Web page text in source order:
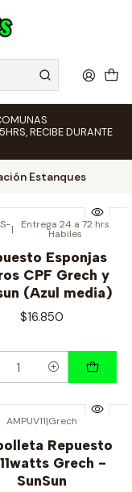
RECIBE DURANTE
Estanques
| Entrega 24 a 72 hrs
Habiles
Esponjas
CPF Grech y
(Azul media)
$16.850
AMPUV11|Grech
Repuesto
Grech -
SunSun